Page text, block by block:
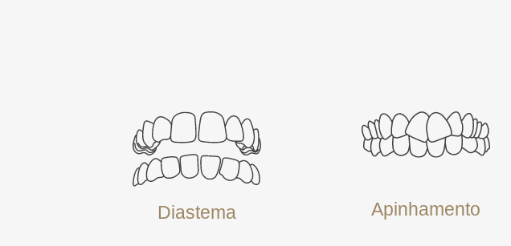
Diastema Apinhamento